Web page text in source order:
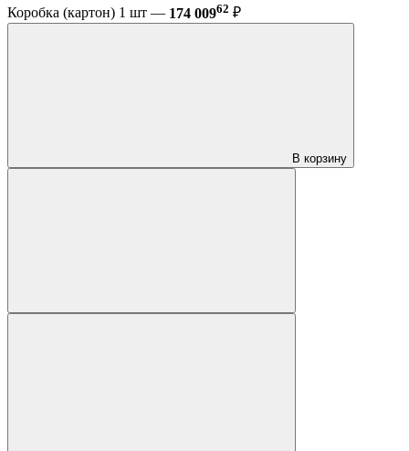
Коробка (картон) 1 шт — 174 00962 ₽
В корзину